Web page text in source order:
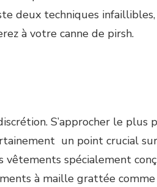
deux techniques
à votre canne de pirsh.
S’approcher le
un point crucial
vêtements spécialement
à maille grattée